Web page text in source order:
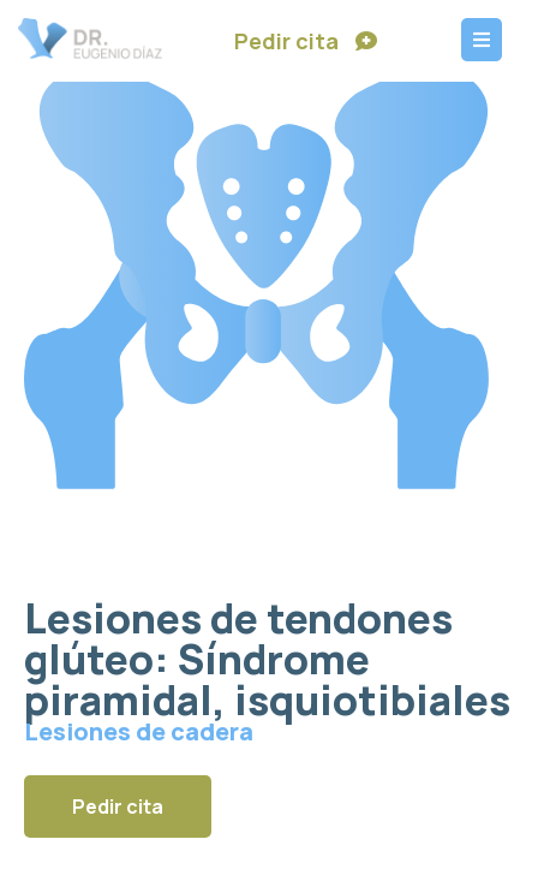
Pedir cita
Lesiones de tendones
glúteo: Síndrome
piramidal, isquiotibiales
Lesiones de cadera
Pedir cita